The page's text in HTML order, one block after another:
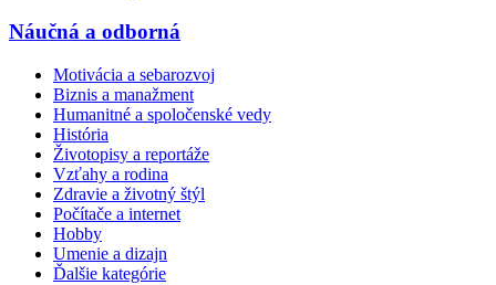
Náučná a odborná
Motivácia a sebarozvoj
Biznis a manažment
Humanitné a spoločenské vedy
História
Životopisy a reportáže
Vzťahy a rodina
Zdravie a životný štýl
Počítače a internet
Hobby
Umenie a dizajn
Ďalšie kategórie